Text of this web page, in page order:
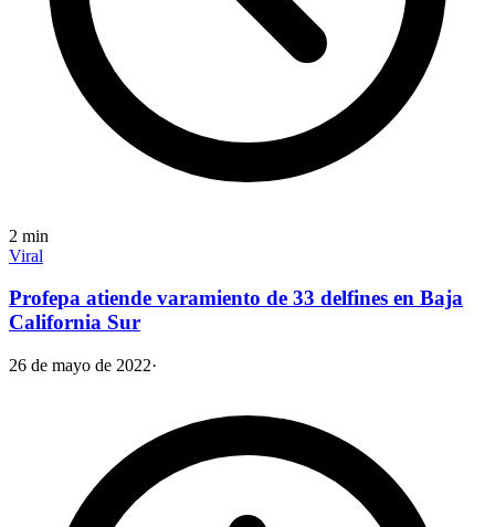
2 min
Viral
Profepa atiende varamiento de 33 delfines en Baja
California Sur
26 de mayo de 2022·